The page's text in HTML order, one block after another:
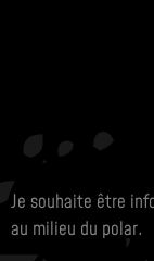
Je souhaite être
au milieu du polar.